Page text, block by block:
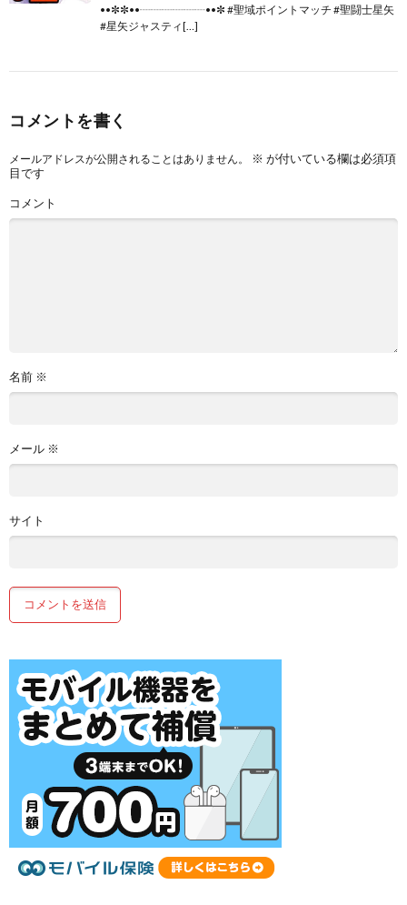
••✼✼••┈┈┈┈┈┈••✼ #聖域ポイントマッチ #聖闘士星矢
#星矢ジャスティ[…]
コメントを書く
メールアドレスが公開されることはありません。 ※ が付いている欄は必須項
目です
コメント
名前 ※
メール ※
サイト